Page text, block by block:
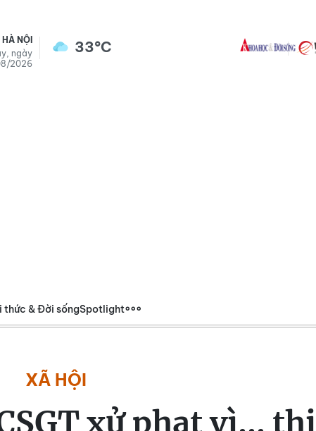
HÀ NỘI
ngày
2026
33°C
thức & Đời sốngSpotlight
XÃ HỘI
xử phạt vì... thi